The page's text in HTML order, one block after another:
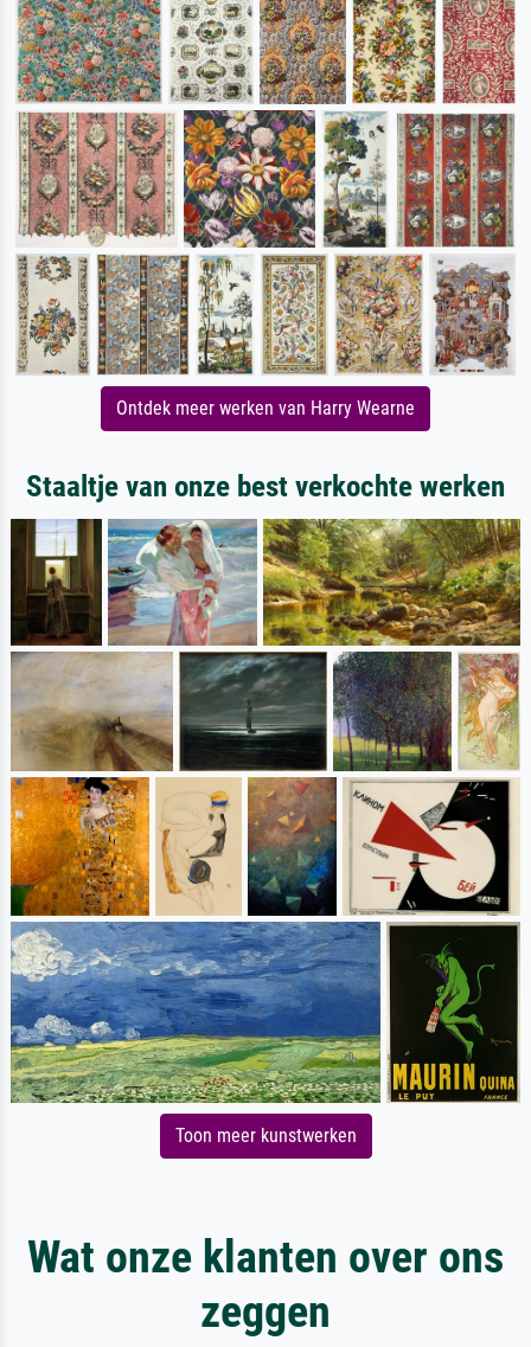
Ontdek meer werken van Harry Wearne
Staaltje van onze best verkochte werken
Toon meer kunstwerken
Wat onze klanten over ons
zeggen